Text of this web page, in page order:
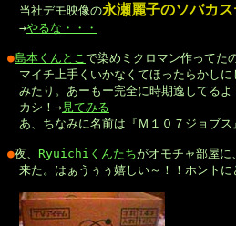
当社デモ映像の永瀬麗子のソバカ
→やるな・・・
●島本くんとこで染めミクロマン作ってた
マイチ上手くいかなくてほったらかしに
みたり。あーもー完全に時期逸してるよ
カシ！→見てみる
あ、ちなみに名前は『Ｍ１０７ジョブス
●夜、 Ryuichiくんたちがオモチャ部屋に、
来た。はぁうぅぅ嬉しい～！！ホントに